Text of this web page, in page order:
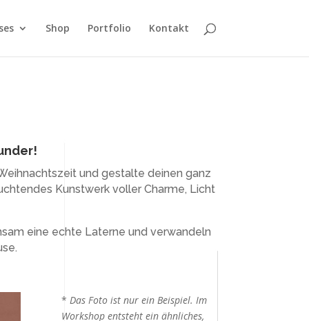
Shop Portfolio Kontakt
und gestalte deinen ganz
Kunstwerk voller Charme, Licht
eine echte Laterne und verwandeln
*Das Foto ist nur ein Beispiel. Im
Workshop entsteht ein ähnliches,